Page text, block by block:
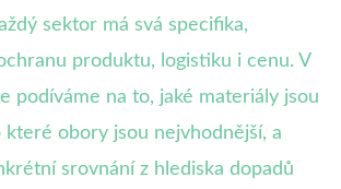
sektor má svá specifika,
produktu, logistiku i cenu. V
podíváme na to, jaké materiály jsou
které obory jsou nejvhodnější, a
srovnání z hlediska dopadů